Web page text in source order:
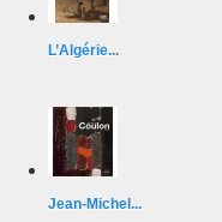
L’Algérie...
Jean-Michel...